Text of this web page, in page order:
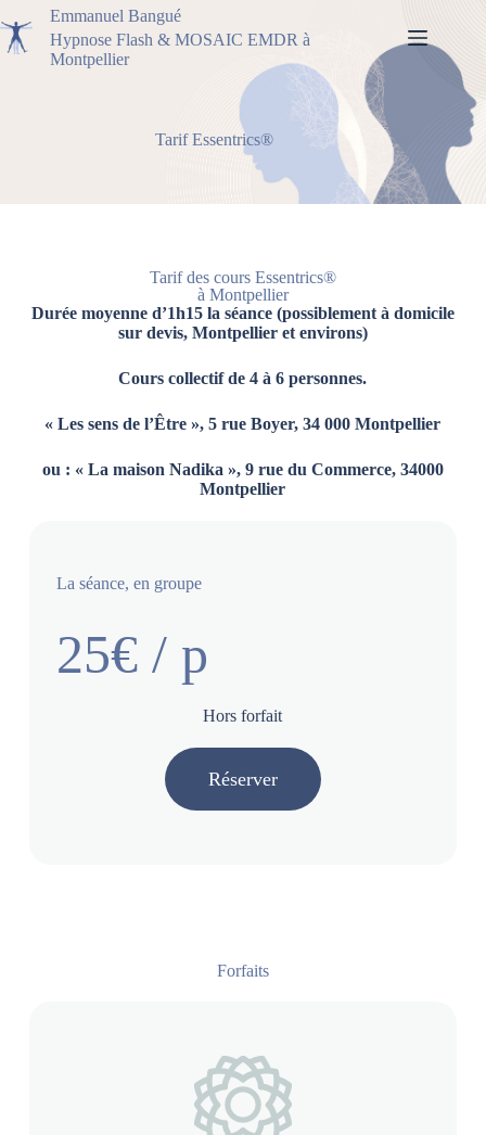
Emmanuel Bangué
Hypnose Flash & MOSAIC EMDR à
Montpellier
Tarif Essentrics®
Tarif des cours Essentrics®
à Montpellier
Durée moyenne d’1h15 la séance (possiblement à domicile
sur devis, Montpellier et environs)
Cours collectif de 4 à 6 personnes.
« Les sens de l’Être », 5 rue Boyer, 34 000 Montpellier
ou : « La maison Nadika », 9 rue du Commerce, 34000
Montpellier
La séance, en groupe
25€ / p
Hors forfait
Réserver
Forfaits